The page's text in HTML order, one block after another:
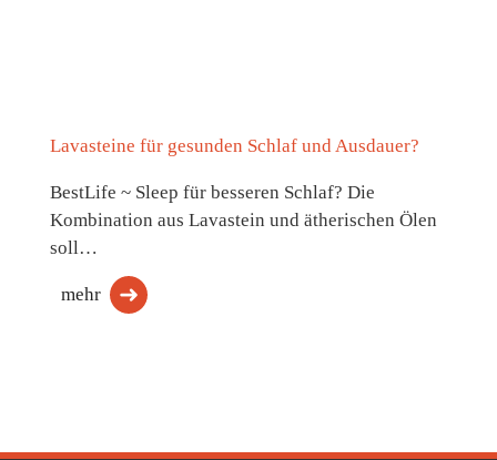
Lavasteine für gesunden Schlaf und Ausdauer?
BestLife ~ Sleep für besseren Schlaf? Die
Kombination aus Lavastein und ätherischen Ölen
soll…
mehr